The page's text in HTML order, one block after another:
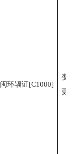
闽环辐证[C1000]
变
更